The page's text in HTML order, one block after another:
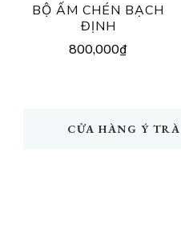
BỘ ẤM CHÉN BẠCH
ĐỊNH
800,000₫
CỬA HÀNG Ý